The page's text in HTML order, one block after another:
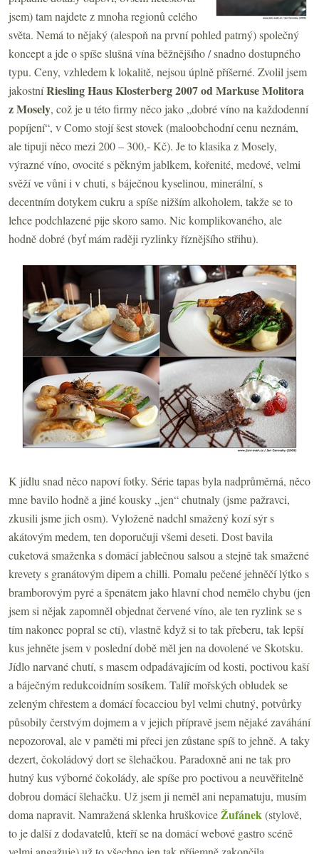
jsem) tam najdete z mnoha regionů celého
světa. Nemá to nějaký (alespoň na první pohled patrný) společný
koncept a jde o spíše slušná vína běžnějšího / snadno dostupného
typu. Ceny, vzhledem k lokalitě, nejsou úplně příšerné. Zvolil jsem
jakostníRiesling Haus Klosterberg 2007 od Markuse Molitora
z Mosely, což je u této firmy něco jako „dobré víno na každodenní
popíjení“, v Como stojí šest stovek (maloobchodní cenu neznám,
ale tipuji něco mezi 200 – 300,- Kč). Je to klasika z Mosely,
výrazné víno, ovocité s pěkným jablkem, kořenité, medové, velmi
svěží ve vůni i v chuti, s báječnou kyselinou, minerální, s
decentním dotykem cukru a spíše nižším alkoholem, takže se to
lehce podchlazené pije skoro samo. Nic komplikovaného, ale
hodně dobré (byť mám raději ryzlinky říznějšího střihu).
K jídlu snad něco napoví fotky. Série tapas byla nadprůměrná, něco
mne bavilo hodně a jiné kousky „jen“ chutnaly (jsme pažravci,
zkusili jsme jich osm). Vyloženě nadchl smažený kozí sýr s
akátovým medem, ten doporučuji všemi deseti. Dost bavila
cuketová smaženka s domácí jablečnou salsou a stejně tak smažené
krevety s granátovým dipem a chilli. Pomalu pečené jehněčí lýtko s
bramborovým pyré a špenátem jako hlavní chod nemělo chybu (jen
jsem si nějak zapomněl objednat červené víno, ale ten ryzlink se s
tím nakonec popral se ctí), vlastně když si to tak přeberu, tak lepší
kus jehněte jsem v poslední době měl jen na dovolené ve Skotsku.
Jídlo narvané chutí, s masem odpadávajícím od kosti, poctivou kaší
a báječným redukcoidním sosíkem. Talíř mořských obludek se
zeleným chřestem a domácí focacciou byl velmi chutný, potvůrky
působily čerstvým dojmem a v jejich přípravě jsem nějaké zaváhání
nepozoroval, ale v paměti mi přeci jen zůstane spíš to jehně. A taky
dezert, čokoládový dort se šlehačkou. Paradoxně ani ne tak pro
hutný kus výborné čokolády, ale spíše pro poctivou a neuvěřitelně
dobrou domácí šlehačku. Už jsem ji neměl ani nepamatuju, musím
doma napravit. Namražená sklenka hruškoviceŽufánek(stylově,
to je další z dodavatelů, kteří se na domácí webové gastro scéně